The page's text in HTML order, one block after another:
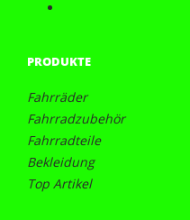
PRODUKTE
Fahrräder
Fahrradzubehör
Fahrradteile
Bekleidung
Top Artikel